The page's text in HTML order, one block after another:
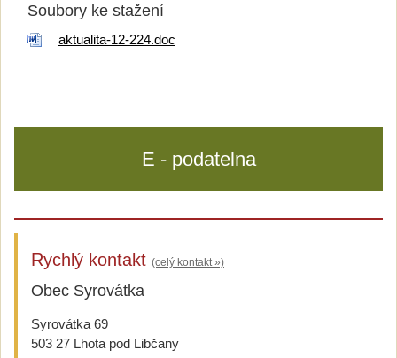
Soubory ke stažení
aktualita-12-224.doc
E - podatelna
Rychlý kontakt (celý kontakt »)
Obec Syrovátka
Syrovátka 69
503 27 Lhota pod Libčany